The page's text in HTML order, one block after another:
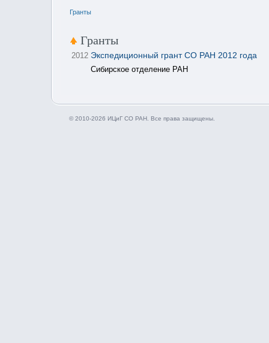
Гранты
Гранты
2012 Экспедиционный грант СО РАН 2012 года
Сибирское отделение РАН
© 2010-2026 ИЦиГ СО РАН. Все права защищены.